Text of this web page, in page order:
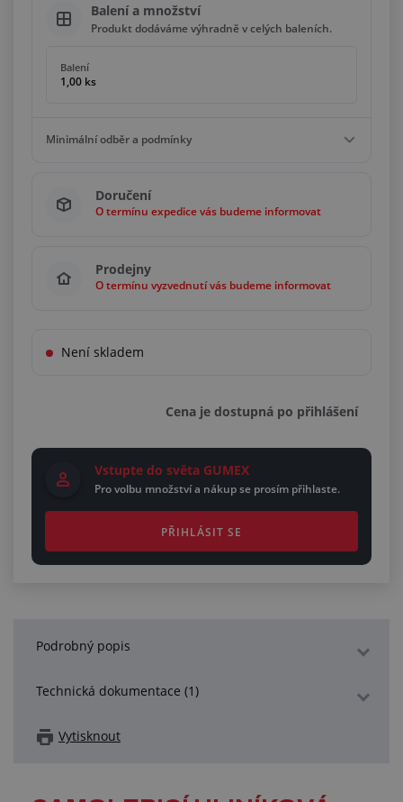
Balení a množství
Produkt dodáváme výhradně v celých baleních.
Balení
1,00 ks
Minimální odběr a podmínky
1,00 ks
Násobky 1,00 ks
Doručení
O termínu expedice vás budeme informovat
Prodejny
O termínu vyzvednutí vás budeme informovat
Není skladem
Cena je dostupná po přihlášení
Vstupte do světa GUMEX
Pro volbu množství a nákup se prosím přihlaste.
PŘIHLÁSIT SE
Podrobný popis
Technická dokumentace (1)
Vytisknout